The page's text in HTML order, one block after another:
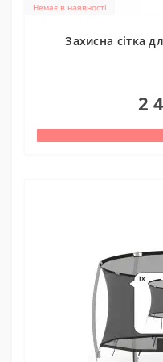
Немає в наявності
Захисна сітка
2